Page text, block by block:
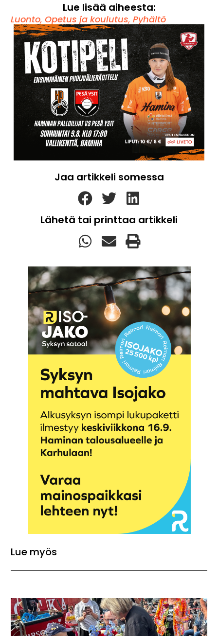
Lue lisää aiheesta:
Luonto, Opetus ja koulutus,Pyhältö
Jaa artikkeli somessa
Lähetä tai printtaa artikkeli
Lue myös